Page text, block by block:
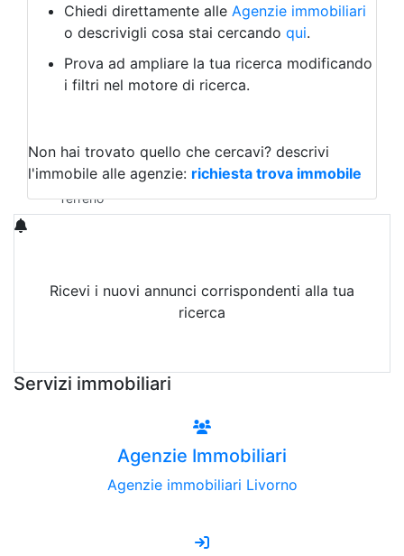
Albergo
Laboratorio Artigianale
Negozio/locale commerciale
Agriturismo
Magazzini
Qualsiasi
Terreno edificabile
Terreno
Chiedi direttamente alle Agenzie immobiliari
o descrivigli cosa stai cercando qui.
Prova ad ampliare la tua ricerca modificando
i filtri nel motore di ricerca.
Non hai trovato quello che cercavi? descrivi
l'immobile alle agenzie: richiesta trova immobile
Ricevi i nuovi annunci corrispondenti alla tua
ricerca
Servizi immobiliari
Agenzie Immobiliari
Agenzie immobiliari Livorno